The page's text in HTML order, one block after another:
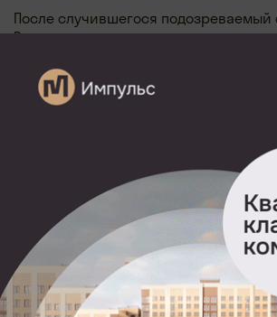
После случившегося подозреваемый
В настоящее время сотрудники
мероприятия.
Уголовное дело возбуждено по пп.
В СУ СК России по Рязанской области
в настоящее время проводятся
действия, направленные на
обстоятельств произошедшего.
Позже
стал известенвозможный
Убийцуразыскивает полиция.